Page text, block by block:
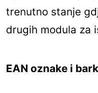
trenutno stanje
drugih modula za
EAN oznake i